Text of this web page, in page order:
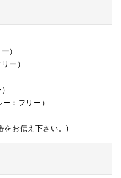
）
ー）
：フリー）
をお伝え下さい。)